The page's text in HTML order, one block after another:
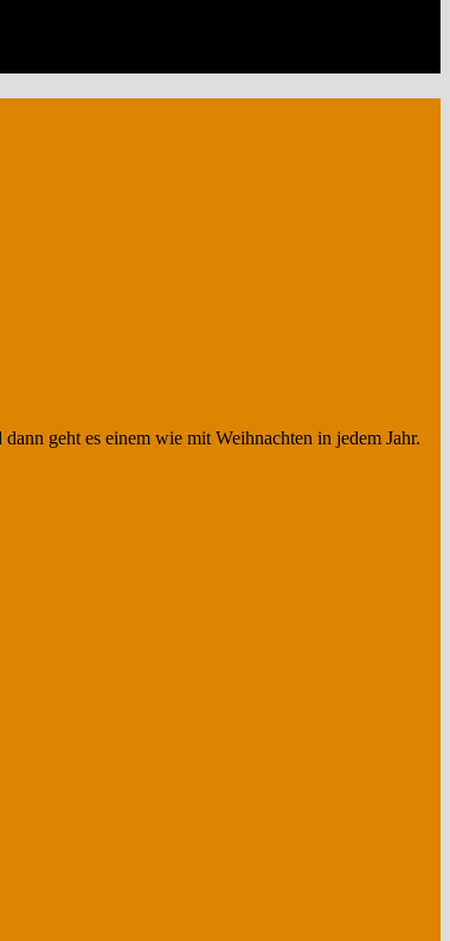
geht es einem wie mit Weihnachten in jedem Jahr.